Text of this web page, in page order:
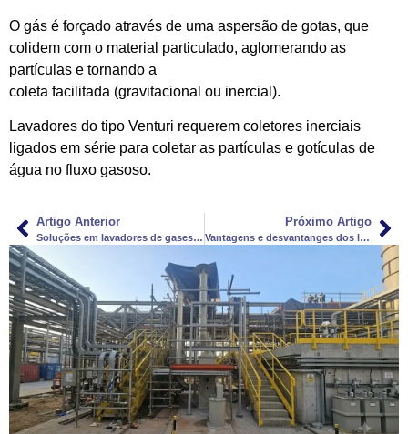
O gás é forçado através de uma aspersão de gotas, que
colidem com o material particulado, aglomerando as
partículas e tornando a
coleta facilitada (gravitacional ou inercial).
Lavadores do tipo Venturi requerem coletores inerciais
ligados em série para coletar as partículas e gotículas de
água no fluxo gasoso.
Artigo Anterior
Soluções em lavadores de gases para caldeiras
Próximo Artigo
Vantagens e desvantanges dos lavadores de gases industriais